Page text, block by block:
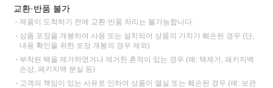
교환·반품 불가
제품이 도착하기 전에 교환·반품 처리는 불가능합니다.
상품 포장을 개봉하여 사용 또는 설치되어 상품의 가치가 훼손된 경우 (단,
내용 확인을 위한 포장 개봉의 경우 제외)
부착된 택을 제거하였거나 제거한 흔적이 있는 경우 (예: 택제거, 패키지백
손상, 패키지백 분실 등)
고객의 책임이 있는 사유로 인하여 상품이 멸실 또는 훼손된 경우 (예: 보관